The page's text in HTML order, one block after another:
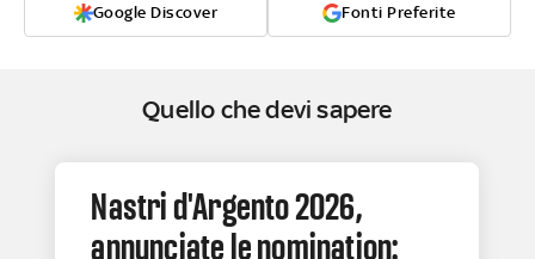
Google Discover Fonti Preferite
Quello che devi sapere
Nastri d'Argento 2026,
annunciate le nomination: